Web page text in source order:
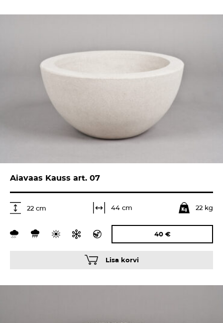
Aiavaas Kauss art. 07
22 cm 44 cm 22 kg
40 €
Lisa korvi